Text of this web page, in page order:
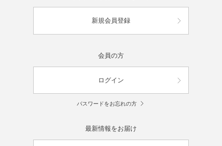
新規会員登録
会員の方
ログイン
パスワードをお忘れの方
最新情報をお届け